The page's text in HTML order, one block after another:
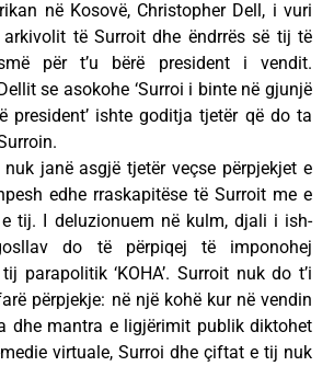
në Kosovë, Christopher Dell, i vuri
të Surroit dhe ëndrrës së tij të
për t’u bërë president i vendit.
se asokohe ‘Surroi i binte në gjunjë
president’ ishte goditja tjetër që do ta
janë asgjë tjetër veçse përpjekjet e
edhe rraskapitëse të Surroit me e
tij. I deluzionuem në kulm, djali i ish-
do të përpiqej të imponohej
parapolitik ‘KOHA’. Surroit nuk do t’i
përpjekje: në një kohë kur në vendin
dhe mantra e ligjërimit publik diktohet
virtuale, Surroi dhe çiftat e tij nuk